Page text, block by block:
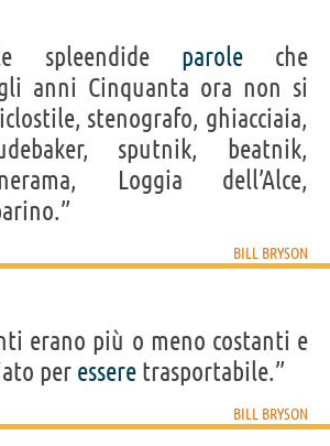
spleendide paroleche
anni Cinquanta ora non si
stenografo, ghiacciaia,
sputnik, beatnik,
Loggia dell’Alce,
BILL BRYSON
erano più o meno costanti e
per essere trasportabile.”
BILL BRYSON